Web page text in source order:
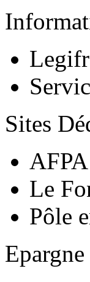
Sites
Le
Pôle